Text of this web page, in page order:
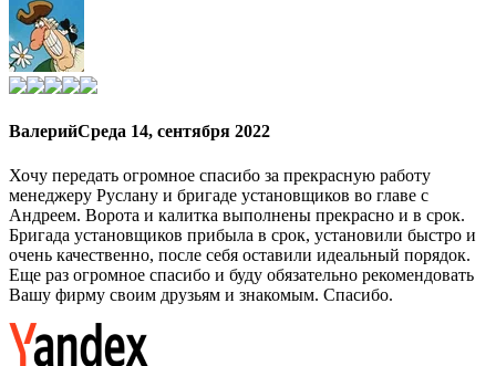
ВалерийСреда 14, сентября 2022
Хочу передать огромное спасибо за прекрасную работу
менеджеру Руслану и бригаде установщиков во главе с
Андреем. Ворота и калитка выполнены прекрасно и в срок.
Бригада установщиков прибыла в срок, установили быстро и
очень качественно, после себя оставили идеальный порядок.
Еще раз огромное спасибо и буду обязательно рекомендовать
Вашу фирму своим друзьям и знакомым. Спасибо.